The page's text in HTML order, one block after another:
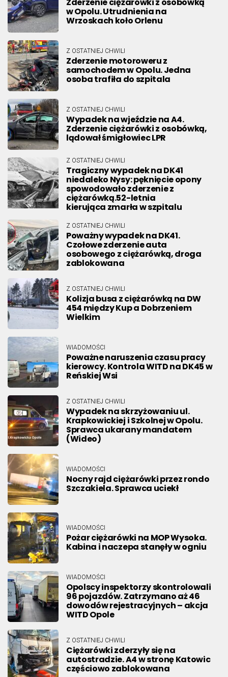
w Opolu. Utrudnienia na
Wrzoskach koło Orlenu
Z OSTATNIEJ CHWILI
Zderzenie motoroweru z
samochodem w Opolu. Jedna
osoba trafiła do szpitala
Z OSTATNIEJ CHWILI
Wypadek na wjeździe na A4.
Zderzenie ciężarówki z osobówką,
lądował śmigłowiec LPR
Z OSTATNIEJ CHWILI
Tragiczny wypadek na DK41
niedaleko Nysy: pęknięcie opony
spowodowało zderzenie z
ciężarówką.52-letnia
kierująca zmarła w szpitalu
Z OSTATNIEJ CHWILI
Poważny wypadek na DK41.
Czołowe zderzenie auta
osobowego z ciężarówką, droga
zablokowana
Z OSTATNIEJ CHWILI
Kolizja busa z ciężarówką na DW
454 między Kup a Dobrzeniem
Wielkim
WIADOMOŚCI
Poważne naruszenia czasu pracy
kierowcy. Kontrola WITD na DK45 w
Reńskiej Wsi
Z OSTATNIEJ CHWILI
Wypadek na skrzyżowaniu ul.
Krapkowickiej i Szkolnej w Opolu.
Sprawca ukarany mandatem
(Wideo)
WIADOMOŚCI
Nocny rajd ciężarówki przez rondo
Szczakiela. Sprawca uciekł
WIADOMOŚCI
Pożar ciężarówki na MOP Wysoka.
Kabina i naczepa stanęły w ogniu
WIADOMOŚCI
Opolscy inspektorzy skontrolowali
96 pojazdów. Zatrzymano aż 46
dowodów rejestracyjnych – akcja
WITD Opole
Z OSTATNIEJ CHWILI
Ciężarówki zderzyły się na
autostradzie. A4 w stronę Katowic
częściowo zablokowana